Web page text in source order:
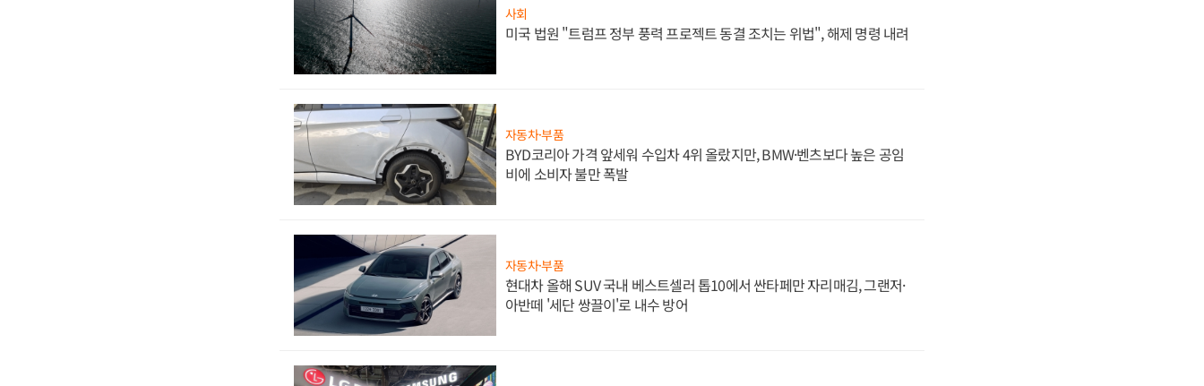
사회
미국 법원 "트럼프 정부 풍력 프로젝트 동결 조치는 위법", 해제 명령 내려
자동차·부품
BYD코리아 가격 앞세워 수입차 4위 올랐지만, BMW·벤츠보다 높은 공임
비에 소비자 불만 폭발
자동차·부품
현대차 올해 SUV 국내 베스트셀러 톱10에서 싼타페만 자리매김, 그랜저·
아반떼 '세단 쌍끌이'로 내수 방어